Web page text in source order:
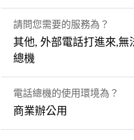
請問您需要的服務為？
其他, 外部電話打進來,無
總機
電話總機的使用環境為？
商業辦公用